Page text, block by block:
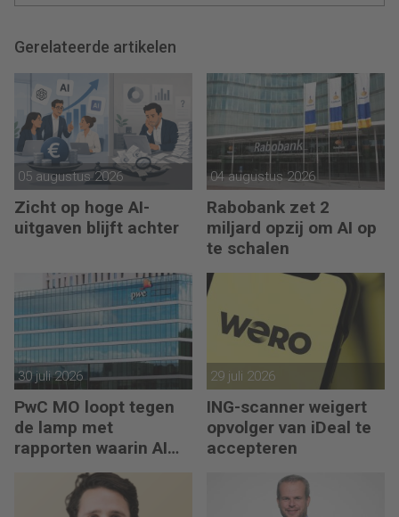
Gerelateerde artikelen
05 augustus 2026
Zicht op hoge AI-
uitgaven blijft achter
04 augustus 2026
Rabobank zet 2
miljard opzij om AI op
te schalen
30 juli 2026
PwC MO loopt tegen
de lamp met
rapporten waarin AI
erop los liegt
29 juli 2026
ING-scanner weigert
opvolger van iDeal te
accepteren